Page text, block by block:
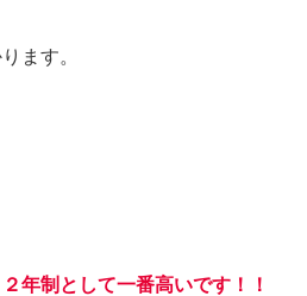
ます。
年制として一番高いです！！